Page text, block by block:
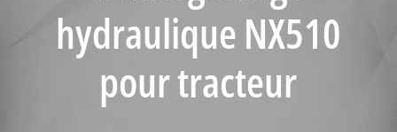
hydraulique NX510
pour tracteur